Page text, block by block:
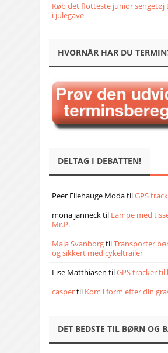
Køb det flotteste junior sengetøj
i julegave
HVORNÅR HAR DU
DELTAG I DEBATTEN!
Peer Ellehauge ModatilGPS
mona jannecktil Lampe med
Mr.P.
Maja SvanborgtilTransporter
og sikkert med cykeltrailer
Lise Matthiasen tilGPS tracker til
caspertil Kom i form efter din
DET BEDSTE TIL BØRN OG